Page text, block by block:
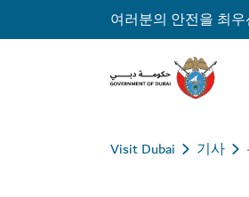
여러분의 안전을 최
Visit Dubai 기사